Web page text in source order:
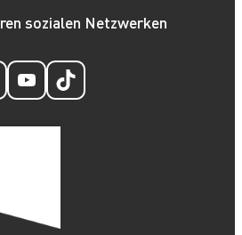
sozialen Netzwerken
YouTube
TikTok